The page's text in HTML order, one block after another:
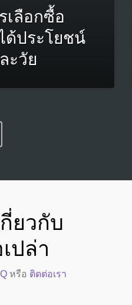
เลือกซื้อ
ด้ประโยชน์
ะวัย
ยวกับ
ปล่า
หรือ ติดต่อเรา